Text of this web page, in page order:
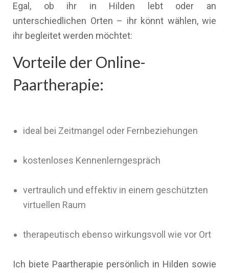
Egal, ob ihr in Hilden lebt oder an
unterschiedlichen Orten – ihr könnt wählen, wie
ihr begleitet werden möchtet:
Vorteile der Online-
Paartherapie:
ideal bei Zeitmangel oder Fernbeziehungen
kostenloses Kennenlerngespräch
vertraulich und effektiv in einem geschützten
virtuellen Raum
therapeutisch ebenso wirkungsvoll wie vor Ort
Ich biete Paartherapie persönlich in Hilden sowie